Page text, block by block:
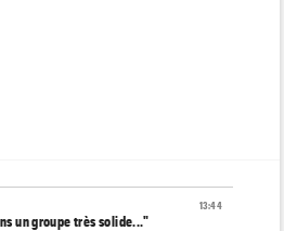
13:44
un groupe très solide..."